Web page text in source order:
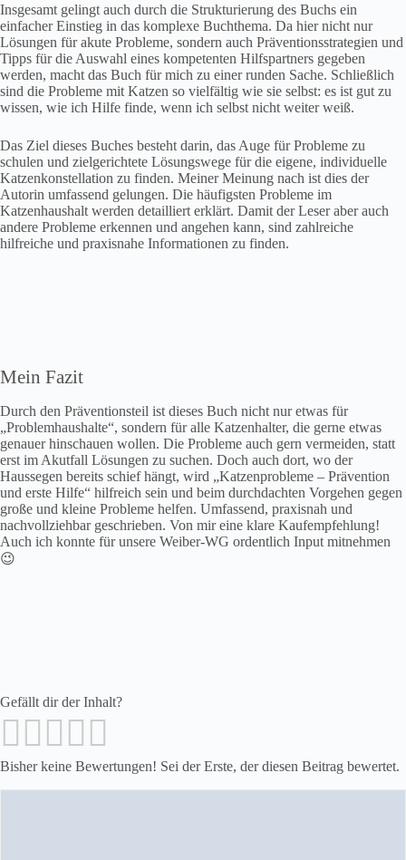
Insgesamt gelingt auch durch die Strukturierung des Buchs ein
einfacher Einstieg in das komplexe Buchthema. Da hier nicht nur
Lösungen für akute Probleme, sondern auch Präventionsstrategien und
Tipps für die Auswahl eines kompetenten Hilfspartners gegeben
werden, macht das Buch für mich zu einer runden Sache. Schließlich
sind die Probleme mit Katzen so vielfältig wie sie selbst: es ist gut zu
wissen, wie ich Hilfe finde, wenn ich selbst nicht weiter weiß.
Das Ziel dieses Buches besteht darin, das Auge für Probleme zu
schulen und zielgerichtete Lösungswege für die eigene, individuelle
Katzenkonstellation zu finden. Meiner Meinung nach ist dies der
Autorin umfassend gelungen. Die häufigsten Probleme im
Katzenhaushalt werden detailliert erklärt. Damit der Leser aber auch
andere Probleme erkennen und angehen kann, sind zahlreiche
hilfreiche und praxisnahe Informationen zu finden.
Mein Fazit
Durch den Präventionsteil ist dieses Buch nicht nur etwas für
„Problemhaushalte“, sondern für alle Katzenhalter, die gerne etwas
genauer hinschauen wollen. Die Probleme auch gern vermeiden, statt
erst im Akutfall Lösungen zu suchen. Doch auch dort, wo der
Haussegen bereits schief hängt, wird „Katzenprobleme – Prävention
und erste Hilfe“ hilfreich sein und beim durchdachten Vorgehen gegen
große und kleine Probleme helfen. Umfassend, praxisnah und
nachvollziehbar geschrieben. Von mir eine klare Kaufempfehlung!
Auch ich konnte für unsere Weiber-WG ordentlich Input mitnehmen
😉
Gefällt dir der Inhalt?
Bisher keine Bewertungen! Sei der Erste, der diesen Beitrag bewertet.